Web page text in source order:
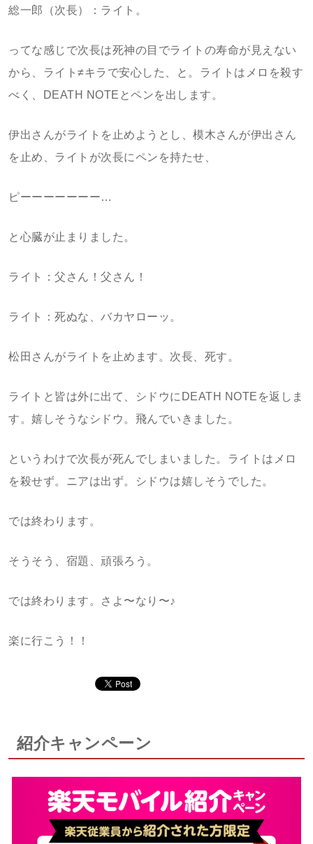
総一郎（次長）：ライト。
ってな感じで次長は死神の目でライトの寿命が見えない
から、ライト≠キラで安心した、と。ライトはメロを殺す
べく、DEATH NOTEとペンを出します。
伊出さんがライトを止めようとし、模木さんが伊出さん
を止め、ライトが次長にペンを持たせ、
ピーーーーーーー…
と心臓が止まりました。
ライト：父さん！父さん！
ライト：死ぬな、バカヤローッ。
松田さんがライトを止めます。次長、死す。
ライトと皆は外に出て、シドウにDEATH NOTEを返しま
す。嬉しそうなシドウ。飛んでいきました。
というわけで次長が死んでしまいました。ライトはメロ
を殺せず。ニアは出ず。シドウは嬉しそうでした。
では終わります。
そうそう、宿題、頑張ろう。
では終わります。さよ〜なり〜♪
楽に行こう！！
紹介キャンペーン